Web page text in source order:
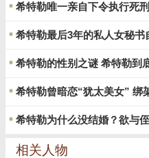
希特勒唯一亲自下令执行死
希特勒最后3年的私人女秘
希特勒的性别之谜 希特勒到
希特勒曾暗恋“犹太美女” 绑
希特勒为什么没结婚？欲与
相关人物